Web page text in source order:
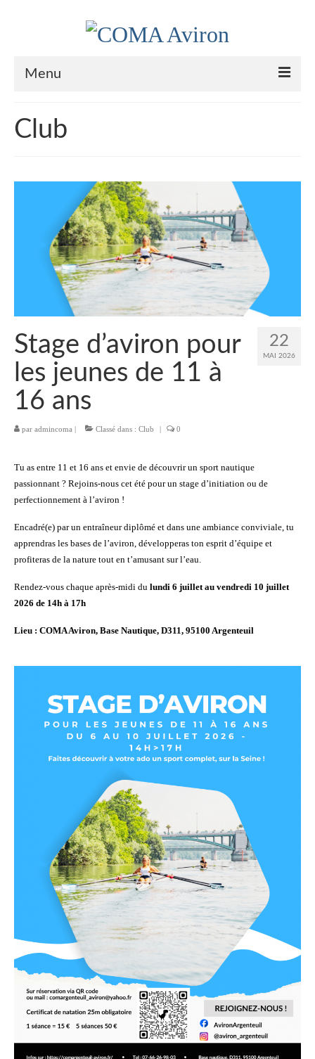
Menu
Nos couleurs
Plan d’accès
Le bureau
Palmarès
Actualités
l’Aviron
Description du coup d’aviron
Le jargon
Le matériel
Les bateaux
Section « Compétition »
Catégories
Les bassins
Objectifs « Compétition »
Section « Loisir-Master »
Objectifs « Loisir »
Régates
Pratiquer l’aviron
Boutique Club
Tarifs Saison 2025-2026
Vos questions / FAQ
Nos prestations à la demande
Club
22
MAI 2026
Stage d’aviron pour
les jeunes de 11 à
16 ans
par admincoma | Classé dans : Club | 0
Tu as entre 11 et 16 ans et envie de découvrir un sport nautique
passionnant ? Rejoins-nous cet été pour un stage d’initiation ou de
perfectionnement à l’aviron !
Encadré(e) par un entraîneur diplômé et dans une ambiance conviviale, tu
apprendras les bases de l’aviron, développeras ton esprit d’équipe et
profiteras de la nature tout en t’amusant sur l’eau.
Rendez-vous chaque après-midi du lundi 6 juillet au vendredi 10 juillet
2026 de 14h à 17h
Lieu : COMA Aviron, Base Nautique, D311, 95100 Argenteuil